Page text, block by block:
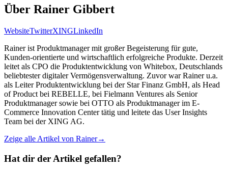
Über Rainer Gibbert
WebsiteTwitterXINGLinkedIn
Rainer ist Produktmanager mit großer Begeisterung für gute,
Kunden-orientierte und wirtschaftlich erfolgreiche Produkte. Derzeit
leitet als CPO die Produktentwicklung von Whitebox, Deutschlands
beliebtester digitaler Vermögensverwaltung. Zuvor war Rainer u.a.
als Leiter Produktentwicklung bei der Star Finanz GmbH, als Head
of Product bei REBELLE, bei Fielmann Ventures als Senior
Produktmanager sowie bei OTTO als Produktmanager im E-
Commerce Innovation Center tätig und leitete das User Insights
Team bei der XING AG.
Zeige alle Artikel von Rainer→
Hat dir der Artikel gefallen?